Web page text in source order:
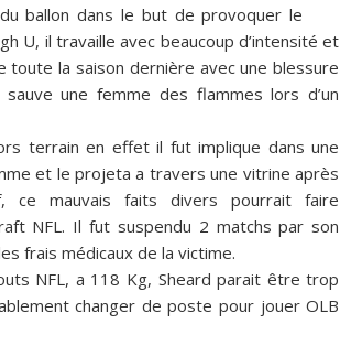
ballon dans le but de provoquer le
U, il travaille avec beaucoup d’intensité et
la saison dernière avec une blessure
une femme des flammes lors d’un
terrain en effet il fut implique dans une
et le projeta a travers une vitrine après
ce mauvais faits divers pourrait faire
NFL. Il fut suspendu 2 matchs par son
frais médicaux de la victime.
NFL, a 118 Kg, Sheard parait être trop
changer de poste pour jouer OLB